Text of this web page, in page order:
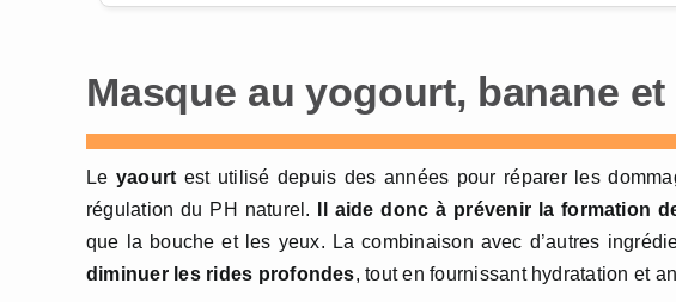
Masque au yogourt, banane
Le yaourt est utilisé depuis des années pour réparer les
régulation du PH naturel.
Il aidedonc à prévenir la formation
que la bouche et les yeux. La combinaison avec d’autres
diminuer les rides profondes, tout en fournissant hydratation et